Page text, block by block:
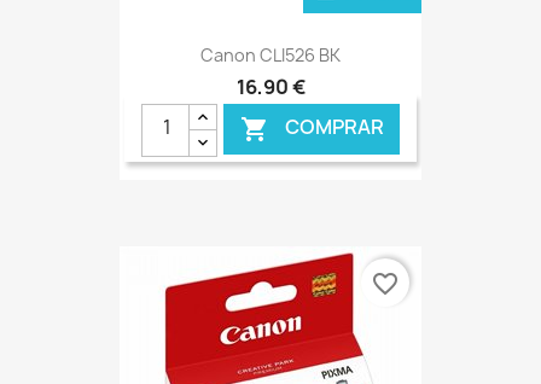
Canon CLI526 BK
16,90 €
 COMPRAR
favorite_border